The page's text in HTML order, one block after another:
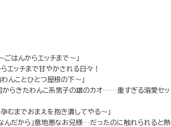
はんからエッチまで～」
エッチまで甘やかされる日々！
ことひとつ屋根の下～」
からきたわんこ系男子の雄のカオ……重すぎる溺愛セッ
むまでおまえを抱き潰してやる～」
んだから」意地悪なお兄様…だったのに触れられると熱